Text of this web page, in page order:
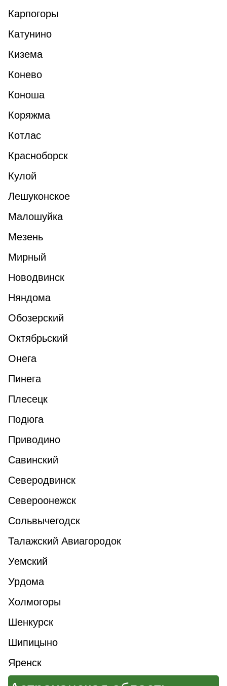
Карпогоры
Катунино
Кизема
Конево
Коноша
Коряжма
Котлас
Красноборск
Кулой
Лешуконское
Малошуйка
Мезень
Мирный
Новодвинск
Няндома
Обозерский
Октябрьский
Онега
Пинега
Плесецк
Подюга
Приводино
Савинский
Северодвинск
Североонежск
Сольвычегодск
Талажский Авиагородок
Уемский
Урдома
Холмогоры
Шенкурск
Шипицыно
Яренск